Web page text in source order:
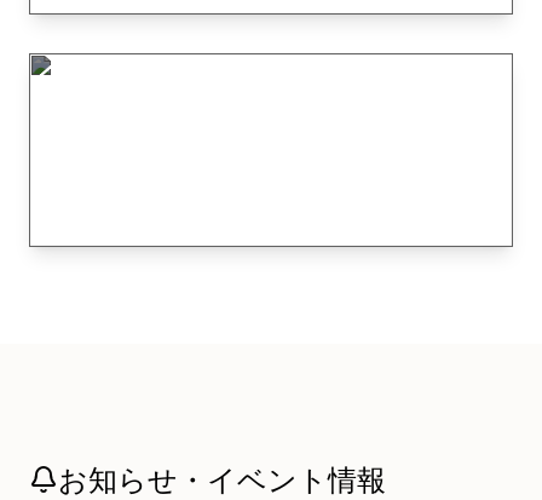
LYMPH TREATMENT
お知らせ・イベント情報